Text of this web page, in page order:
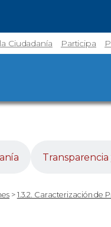
Ciudadanía Participa
> 1.3.2. Caracterización de